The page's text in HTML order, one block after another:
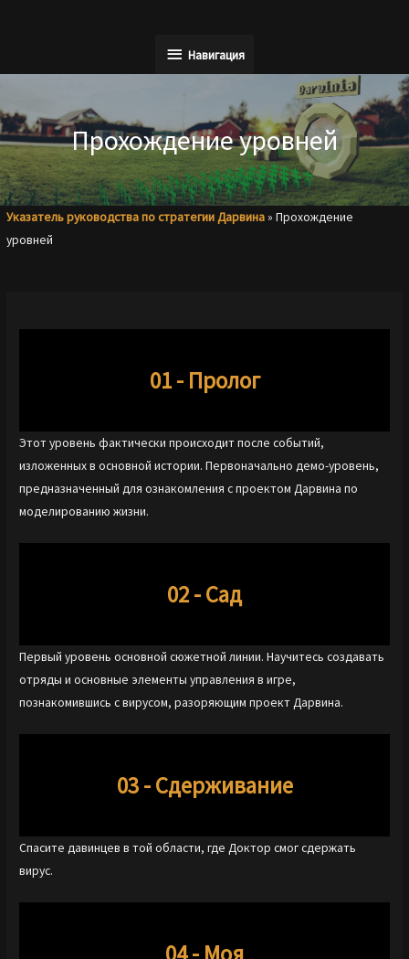
Навигация
Навигация
Прохождение уровней
Указатель руководства по стратегии Дарвина»Прохождение
уровней
01 - Пролог
Этот уровень фактически происходит после событий,
изложенных в основной истории. Первоначально демо-уровень,
предназначенный для ознакомления с проектом Дарвина по
моделированию жизни.
02 - Сад
Первый уровень основной сюжетной линии. Научитесь создавать
отряды и основные элементы управления в игре,
познакомившись с вирусом, разоряющим проект Дарвина.
03 - Сдерживание
Спасите давинцев в той области, где Доктор смог сдержать
вирус.
04 - Моя